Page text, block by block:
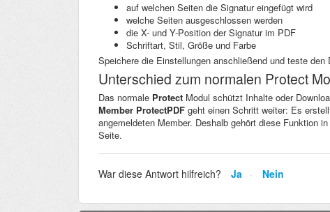
auf welchen Seiten die Signatur eingefügt wird
welche Seiten ausgeschlossen werden
die X- und Y-Position der Signatur im PDF
Schriftart, Stil, Größe und Farbe
Speichere die Einstellungen anschließend und teste
Unterschied zum normalen Protect
Das normale Protect Modul schützt Inhalte oder
Member ProtectPDF geht einen Schritt weiter: Es
angemeldeten Member. Deshalb gehört diese Funktion
Seite.
War diese Antwort hilfreich? Ja Nein